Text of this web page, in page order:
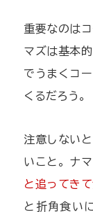
重要なのは
マズは基本
でうまくコ
くるだろう。
注意しない
いこと。ナ
と追ってき
と折角食い